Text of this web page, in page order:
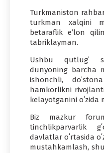
Turkmaniston
turkman xalqini
betaraflik eʼlon
tabriklayman.
Ushbu qutlugʻ
dunyoning barcha
ishonchli,
hamkorlikni
kelayotganini oʻzida
Biz mazkur
tinchlikparvarlik
davlatlar oʻrtasida
mustahkamlash,